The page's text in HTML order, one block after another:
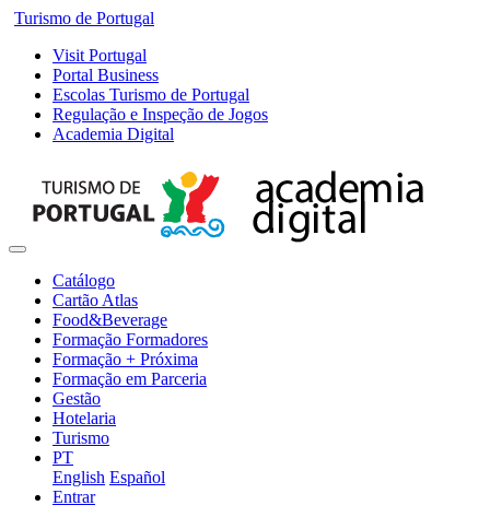
Turismo de Portugal
Visit Portugal
Portal Business
Escolas Turismo de Portugal
Regulação e Inspeção de Jogos
Academia Digital
Catálogo
Cartão Atlas
Food&Beverage
Formação Formadores
Formação + Próxima
Formação em Parceria
Gestão
Hotelaria
Turismo
PT
English Español
Entrar